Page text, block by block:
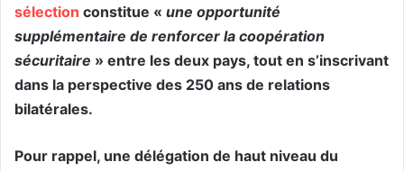
sélection constitue « une opportunité
supplémentaire de renforcer la coopération
sécuritaire » entre les deux pays, tout en s’inscrivant
dans la perspective des 250 ans de relations
bilatérales.
Pour rappel, une délégation de haut niveau du